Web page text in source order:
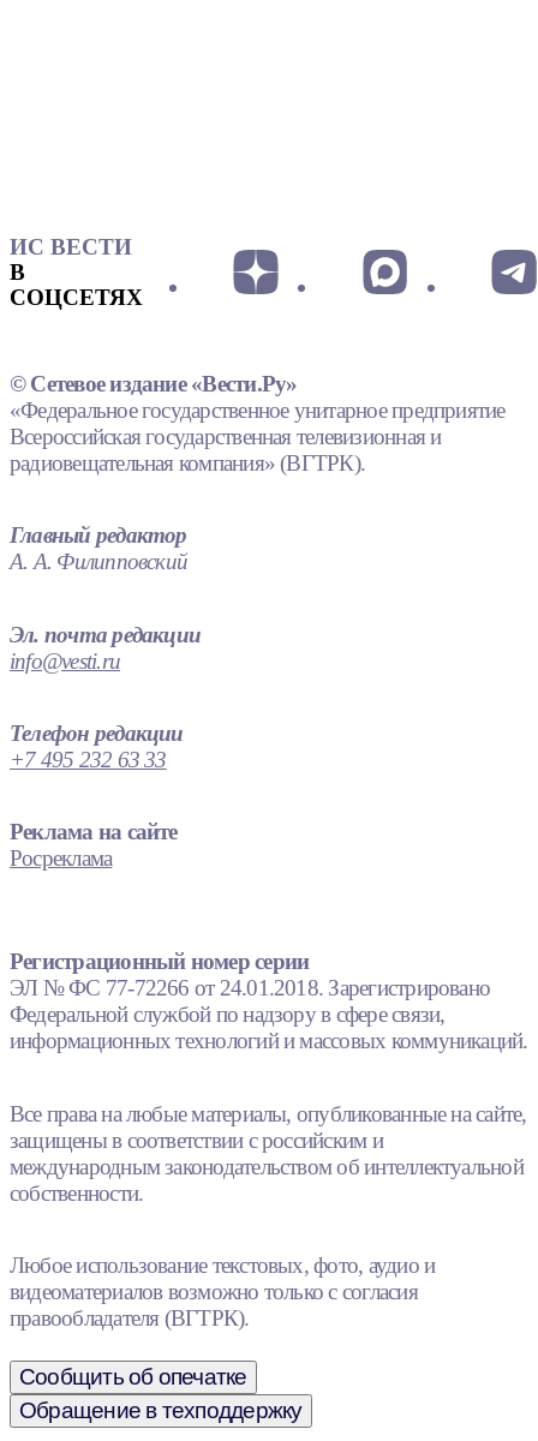
ИС ВЕСТИ
В
СОЦСЕТЯХ
© Сетевое издание «Вести.Ру»
«Федеральное государственное унитарное предприятие
Всероссийская государственная телевизионная и
радиовещательная компания» (ВГТРК).
Главный редактор
А. А. Филипповский
Эл. почта редакции
info@vesti.ru
Телефон редакции
+7 495 232 63 33
Реклама на сайте
Росреклама
Регистрационный номер серии
ЭЛ № ФС 77-72266 от 24.01.2018. Зарегистрировано
Федеральной службой по надзору в сфере связи,
информационных технологий и массовых коммуникаций.
Все права на любые материалы, опубликованные на сайте,
защищены в соответствии с российским и
международным законодательством об интеллектуальной
собственности.
Любое использование текстовых, фото, аудио и
видеоматериалов возможно только с согласия
правообладателя (ВГТРК).
Сообщить об опечатке
Обращение в техподдержку